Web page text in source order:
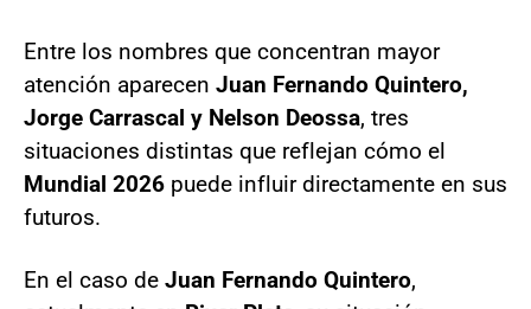
Entre los nombres que concentran mayor
atención aparecen Juan Fernando Quintero,
Jorge Carrascal y Nelson Deossa, tres
situaciones distintas que reflejan cómo el
Mundial 2026 puede influir directamente en sus
futuros.
En el caso de Juan Fernando Quintero,